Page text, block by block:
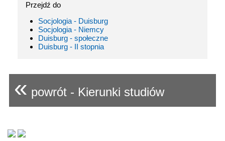
Przejdź do
Socjologia - Duisburg
Socjologia - Niemcy
Duisburg - społeczne
Duisburg - II stopnia
« powrót - Kierunki studiów